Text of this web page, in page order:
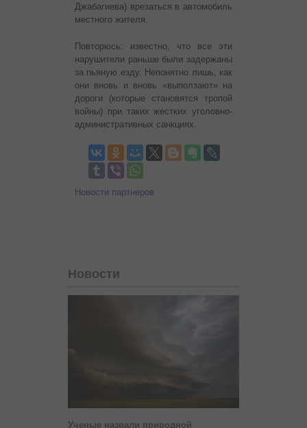
Джабагиева) врезаться в автомобиль
местного жителя.
Повторюсь: известно, что все эти
нарушители раньше были задержаны
за пьяную езду. Непонятно лишь, как
они вновь и вновь «выползают» на
дороги (которые становятся тропой
войны) при таких жестких уголовно-
административных санкциях.
Новости партнеров
Новости
Ученые назвали природной